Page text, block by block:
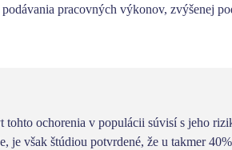
pracovných výkonov, zvýšenej
tohto ochorenia v populácii súvisí s jeho
je však štúdiou potvrdené, že u takmer